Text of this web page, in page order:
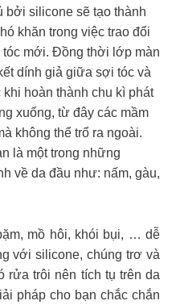
bởi silicone sẽ tạo thành
khăn trong việc trao đổi
tóc mới. Đồng thời lớp màn
dính giả giữa sợi tóc và
hoàn thành chu kì phát
xuống, từ đây các mầm
không thể trổ ra ngoài.
là một trong những
về da đầu như: nấm, gàu,
mồ hôi, khói bụi, … dễ
với silicone, chúng trơ và
rửa trôi nên tích tụ trên da
pháp cho bạn chắc chắn